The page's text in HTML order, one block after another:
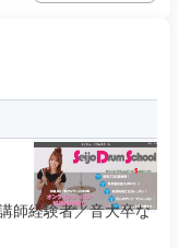
師経験者／音大卒な